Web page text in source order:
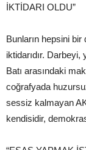
İKTİDARI OLDU”
Bunların hepsini
iktidarıdır. Darbeyi,
Batı arasındaki
coğrafyada
sessiz kalmayan
kendisidir,